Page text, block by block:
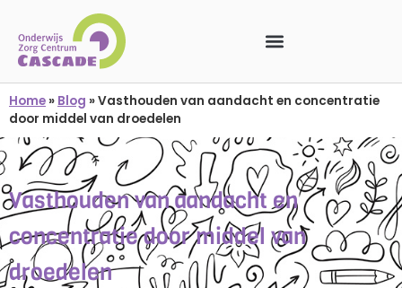
Home » Blog »Vasthouden van aandacht en concentratie
door middel van droedelen
Vasthouden van aandacht en
concentratie door middel van
droedelen